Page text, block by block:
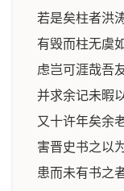
若是矣柱者洪
有毁而柱无虞
虑岂可涯哉吾
并求余记未暇
又十许年矣余
害晋史书之以
患而未有书之